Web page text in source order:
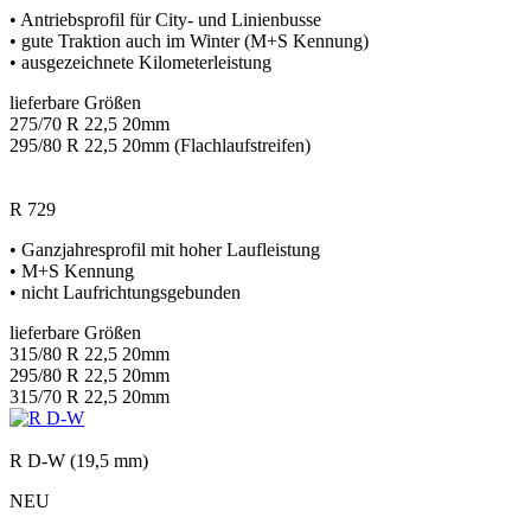
• Antriebsprofil für City- und Linienbusse
• gute Traktion auch im Winter (M+S Kennung)
• ausgezeichnete Kilometerleistung
lieferbare Größen
275/70 R 22,5 20mm
295/80 R 22,5 20mm (Flachlaufstreifen)
R 729
• Ganzjahresprofil mit hoher Laufleistung
• M+S Kennung
• nicht Laufrichtungsgebunden
lieferbare Größen
315/80 R 22,5 20mm
295/80 R 22,5 20mm
315/70 R 22,5 20mm
R D-W (19,5 mm)
NEU